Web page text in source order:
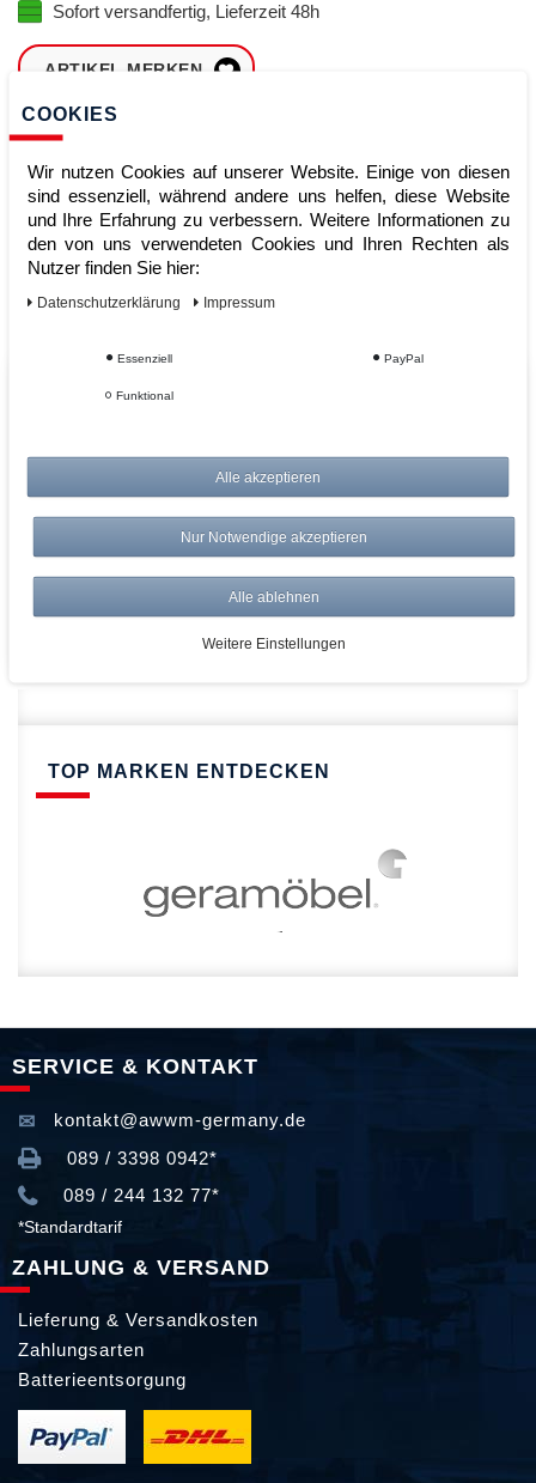
Sofort versandfertig, Lieferzeit 48h
ARTIKEL MERKEN
Sofort lieferbar
Vom Profi für Profis - Ihre Vorteile
Versandkostenfrei ab 150€
Risikolos: 14 Tage Rückgabe
Über 20.000 Artikel
Schnelle Lieferung
TOP MARKEN ENTDECKEN
SERVICE & KONTAKT
kontakt@awwm-germany.de
089 / 3398 0942*
089 / 244 132 77*
*Standardtarif
ZAHLUNG & VERSAND
Lieferung & Versandkosten
Zahlungsarten
Batterieentsorgung
COOKIES
Wir nutzen Cookies auf unserer Website. Einige von diesen
sind essenziell, während andere uns helfen, diese Website
und Ihre Erfahrung zu verbessern. Weitere Informationen zu
den von uns verwendeten Cookies und Ihren Rechten als
Nutzer finden Sie hier:
Daten­schutz­erklärung Impressum
Essenziell PayPal
Funktional
Alle akzeptieren
Nur Notwendige akzeptieren
Alle ablehnen
Weitere Einstellungen